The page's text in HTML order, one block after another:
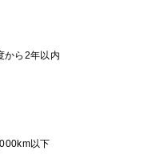
から2年以内
以下